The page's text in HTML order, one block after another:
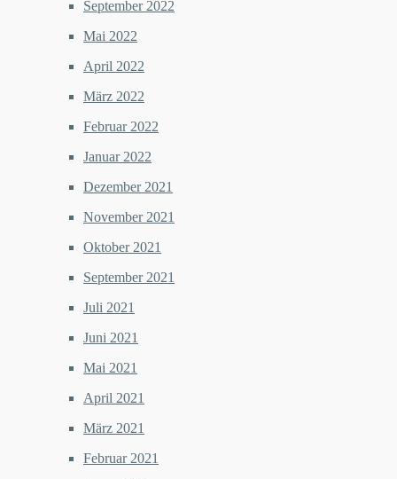
September 2022
Mai 2022
April 2022
März 2022
Februar 2022
Januar 2022
Dezember 2021
November 2021
Oktober 2021
September 2021
Juli 2021
Juni 2021
Mai 2021
April 2021
März 2021
Februar 2021